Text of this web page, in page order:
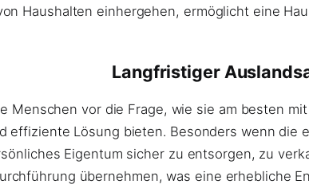
Haushalten einhergehen, ermöglicht eine
Langfristiger
Menschen vor die Frage, wie sie am besten
effiziente Lösung bieten. Besonders wenn
Eigentum sicher zu entsorgen, zu
übernehmen, was eine erhebliche